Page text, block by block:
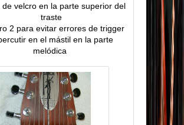
de velcro en la parte superior del
traste
2 para evitar errores de trigger
en el mástil en la parte
melódica